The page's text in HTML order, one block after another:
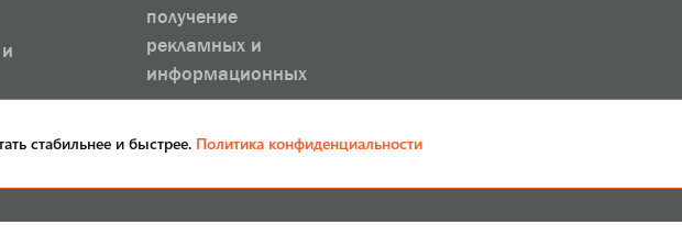
стабильнее и быстрее. Политика конфиденциальности
получение
рекламных и
информационных
рассылок